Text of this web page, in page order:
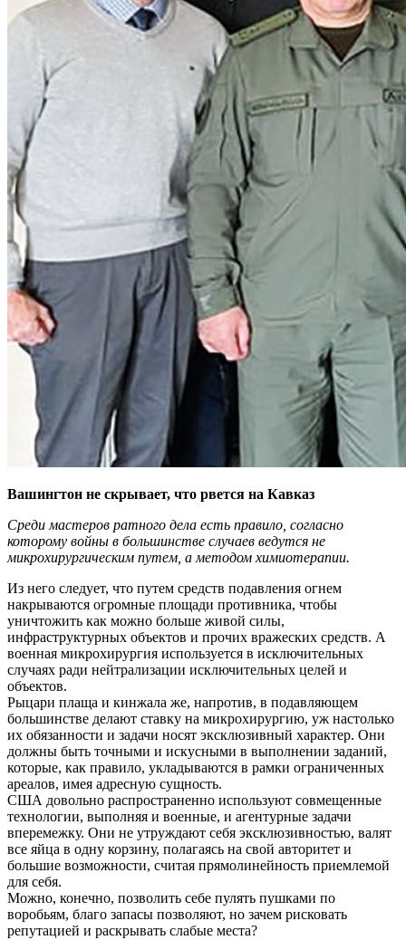
Вашингтон не скрывает, что рвется на Кавказ
Среди мастеров ратного дела есть правило, согласно
которому войны в большинстве случаев ведутся не
микрохирургическим путем, а методом химиотерапии.
Из него следует, что путем средств подавления огнем
накрываются огромные площади противника, чтобы
уничтожить как можно больше живой силы,
инфраструктурных объектов и прочих вражеских средств. А
военная микрохирургия используется в исключительных
случаях ради нейтрализации исключительных целей и
объектов.
Рыцари плаща и кинжала же, напротив, в подавляющем
большинстве делают ставку на микрохирургию, уж настолько
их обязанности и задачи носят эксклюзивный характер. Они
должны быть точными и искусными в выполнении заданий,
которые, как правило, укладываются в рамки ограниченных
ареалов, имея адресную сущность.
США довольно распространенно используют совмещенные
технологии, выполняя и военные, и агентурные задачи
вперемежку. Они не утруждают себя эксклюзивностью, валят
все яйца в одну корзину, полагаясь на свой авторитет и
большие возможности, считая прямолинейность приемлемой
для себя.
Можно, конечно, позволить себе пулять пушками по
воробьям, благо запасы позволяют, но зачем рисковать
репутацией и раскрывать слабые места?